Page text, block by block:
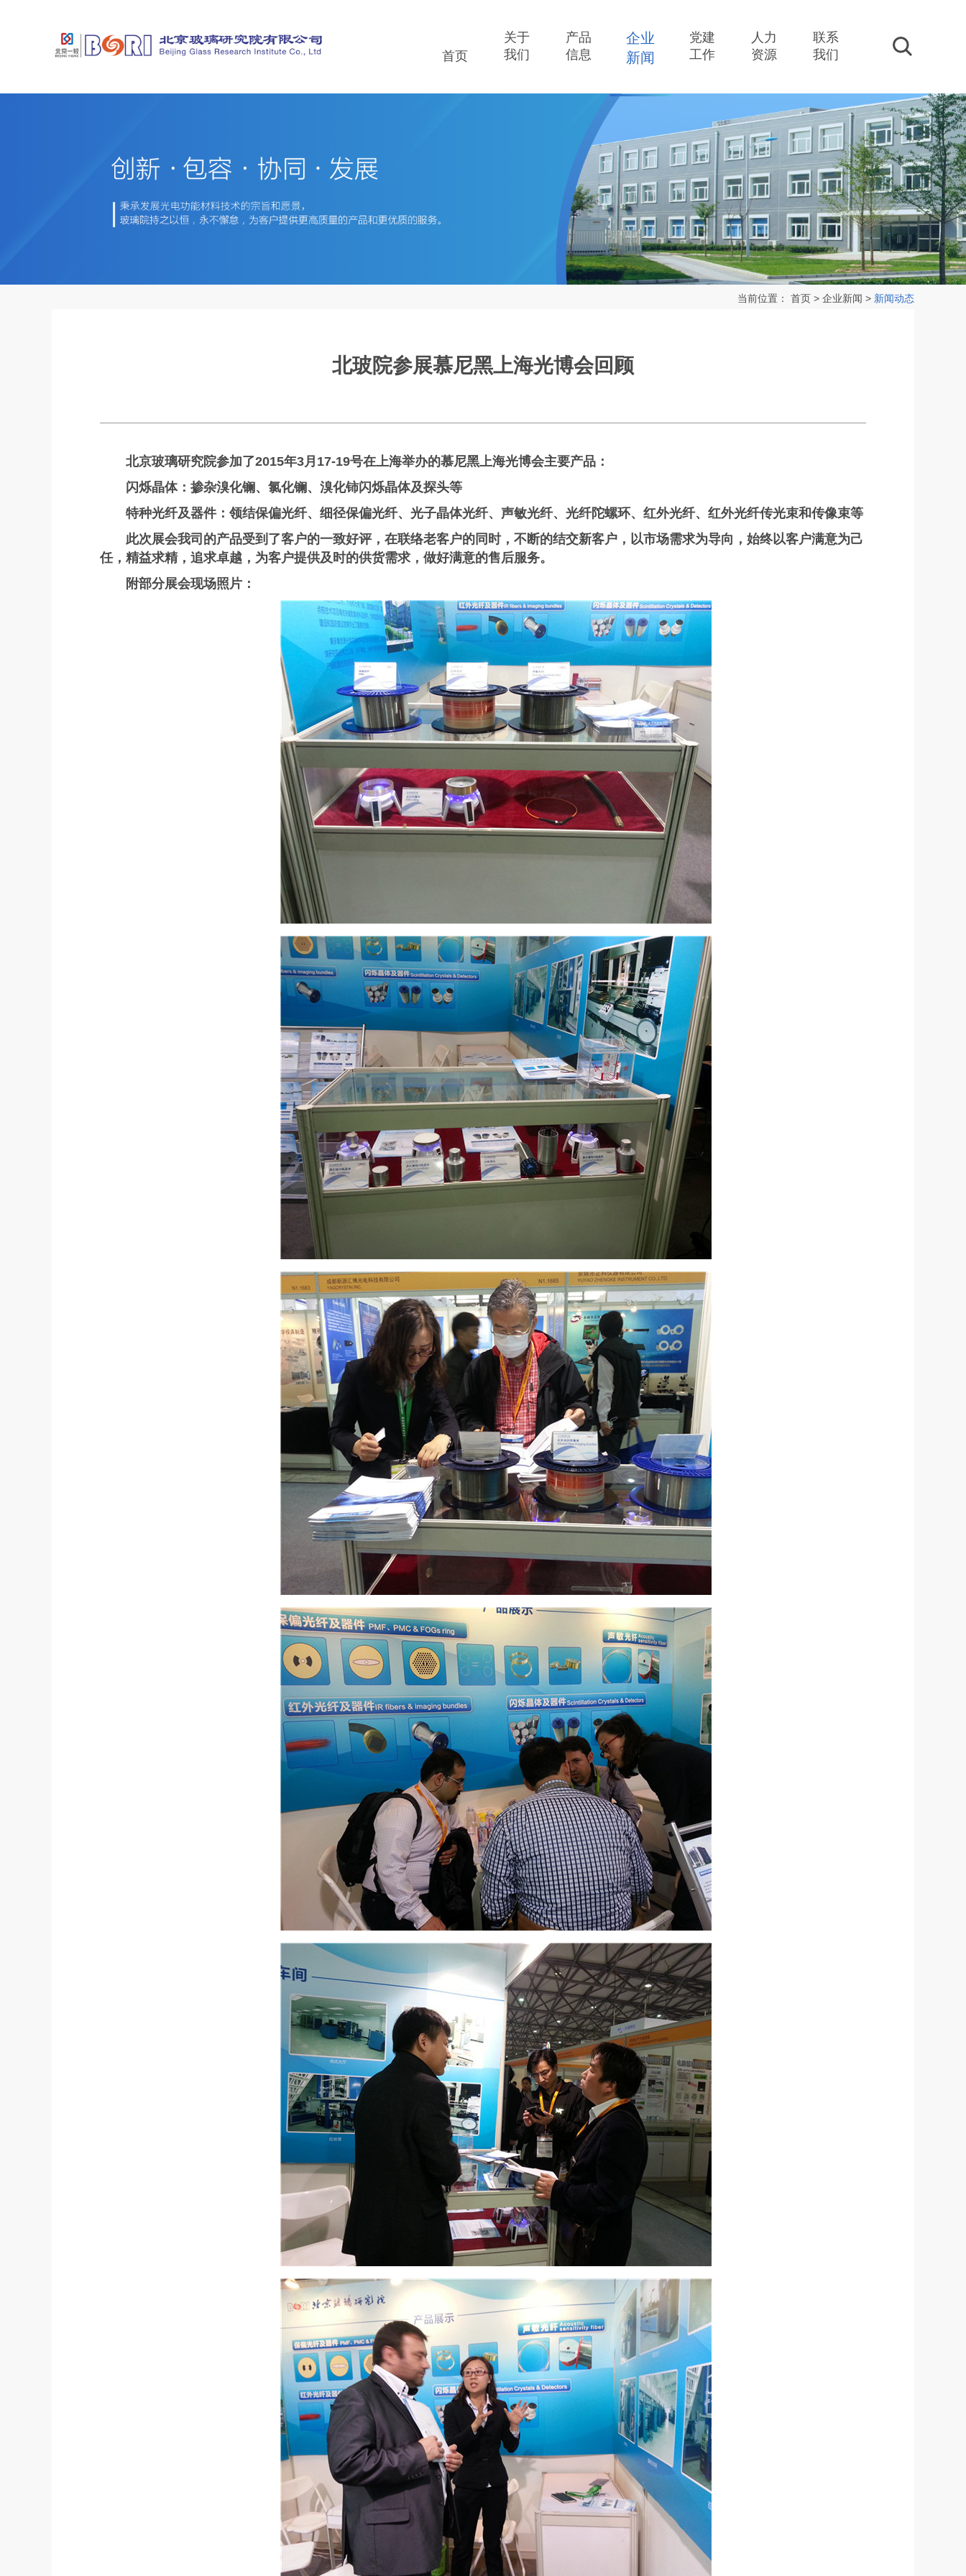
搜索
首页
关于
我们
产品
信息
企业
新闻
党建
工作
人力
资源
联系
我们
当前位置： 首页 > 企业新闻 > 新闻动态
北玻院参展慕尼黑上海光博会回顾
北京玻璃研究院参加了2015年3月17-19号在上海举办的慕尼黑上海光博会主要产品：
闪烁晶体：掺杂溴化镧、氯化镧、溴化铈闪烁晶体及探头等
特种光纤及器件：领结保偏光纤、细径保偏光纤、光子晶体光纤、声敏光纤、光纤陀螺环、红外光纤、红外光纤传光束和传像束等
此次展会我司的产品受到了客户的一致好评，在联络老客户的同时，不断的结交新客户，以市场需求为导向，始终以客户满意为己
任，精益求精，追求卓越，为客户提供及时的供货需求，做好满意的售后服务。
附部分展会现场照片：